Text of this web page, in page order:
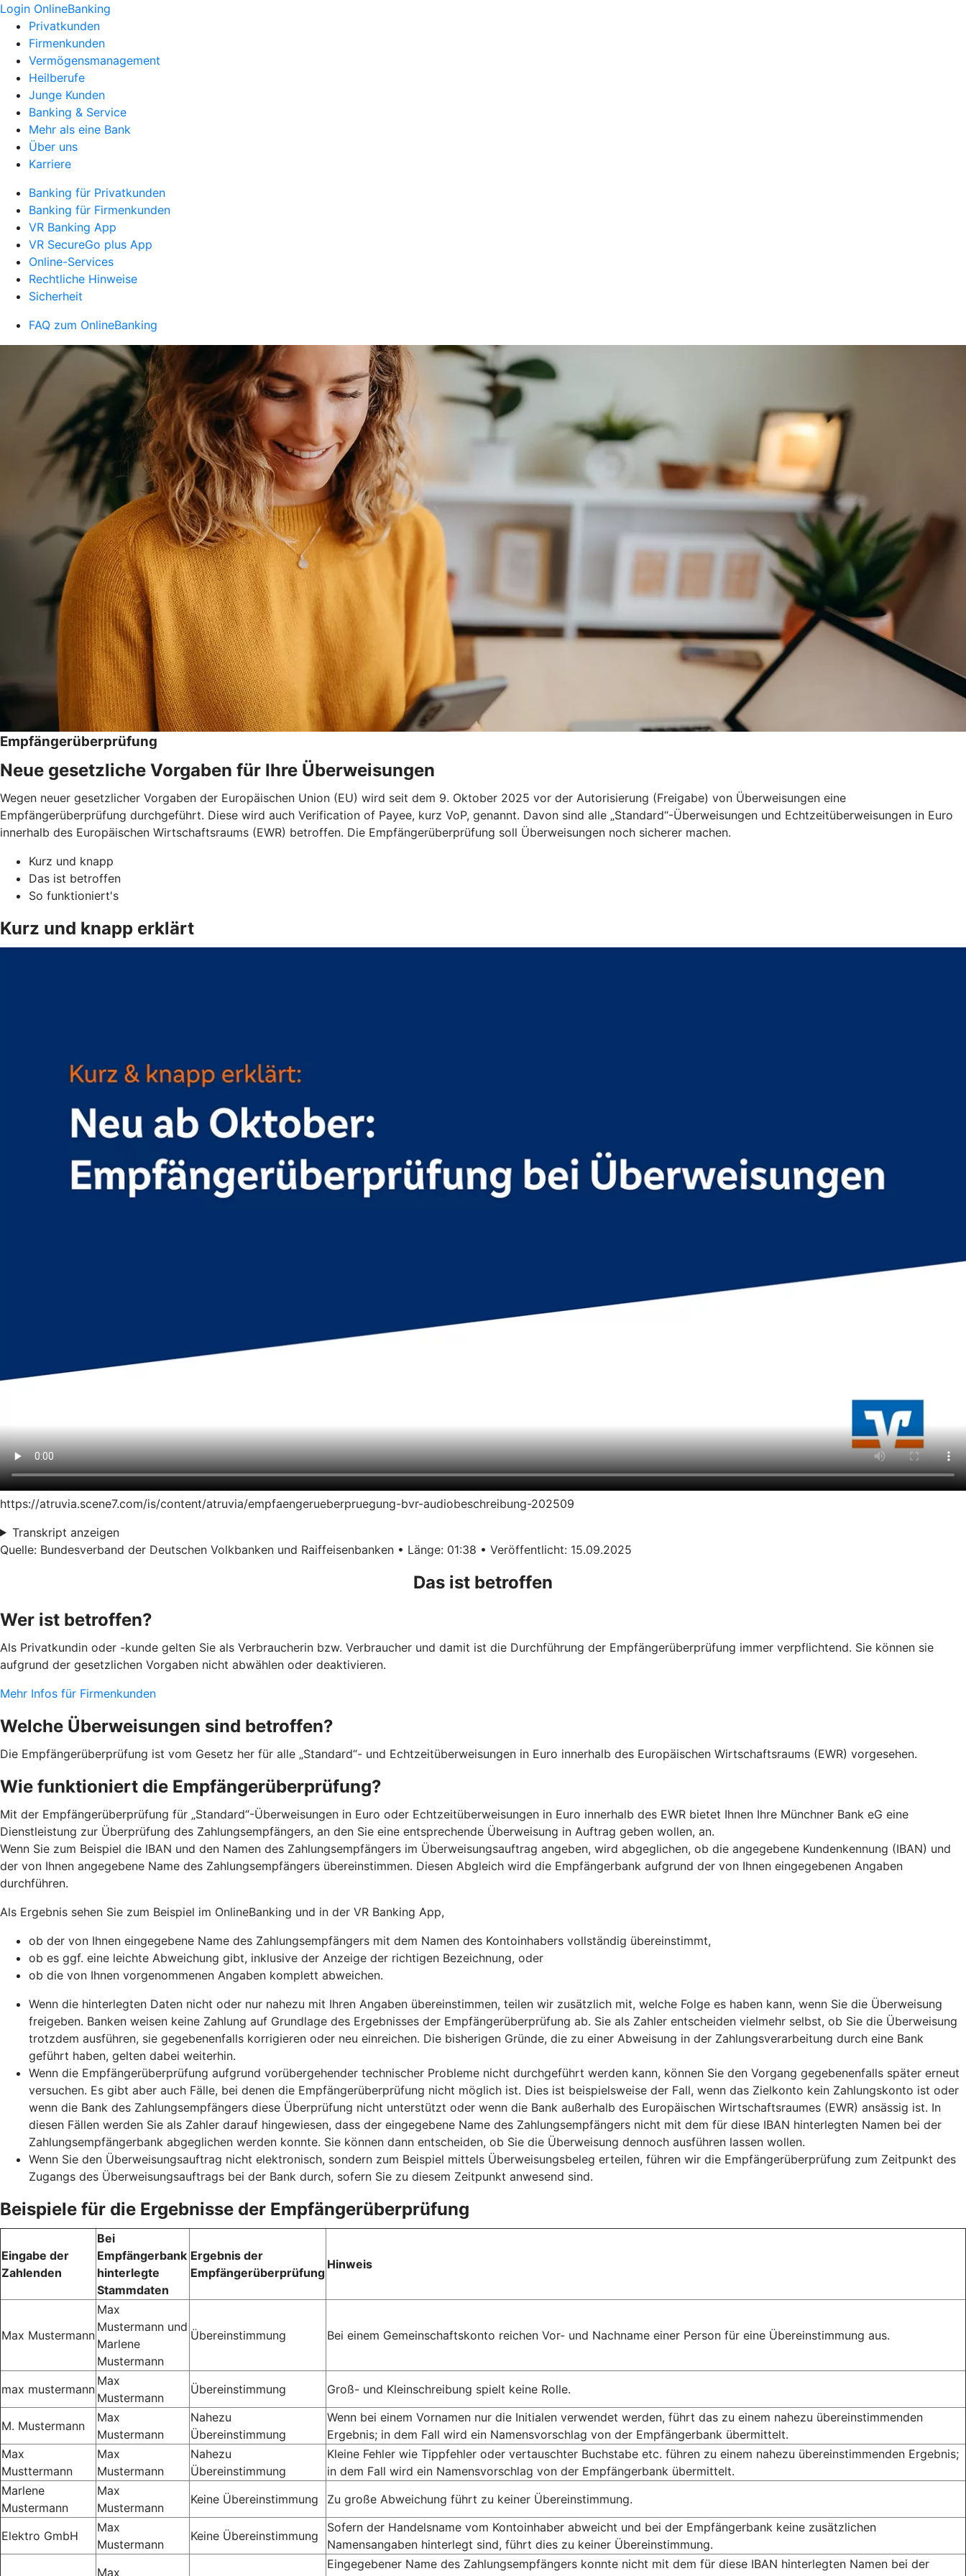
Login OnlineBanking
Privatkunden
Firmenkunden
Vermögensmanagement
Heilberufe
Junge Kunden
Banking & Service
Mehr als eine Bank
Über uns
Karriere
Banking für Privatkunden
Banking für Firmenkunden
VR Banking App
VR SecureGo plus App
Online-Services
Rechtliche Hinweise
Sicherheit
FAQ zum OnlineBanking
Empfängerüberprüfung
Neue gesetzliche Vorgaben für Ihre Überweisungen
Wegen neuer gesetzlicher Vorgaben der Europäischen Union (EU) wird seit dem 9. Oktober 2025 vor der Autorisierung (Freigabe) von Überweisungen eine
Empfängerüberprüfung durchgeführt. Diese wird auch Verification of Payee, kurz VoP, genannt. Davon sind alle „Standard“-Überweisungen und Echtzeitüberweisungen in Euro
innerhalb des Europäischen Wirtschaftsraums (EWR) betroffen. Die Empfängerüberprüfung soll Überweisungen noch sicherer machen.
Kurz und knapp
Das ist betroffen
So funktioniert's
Kurz und knapp erklärt
https://atruvia.scene7.com/is/content/atruvia/empfaengerueberpruegung-bvr-audiobeschreibung-202509
Transkript anzeigen
Quelle: Bundesverband der Deutschen Volkbanken und Raiffeisenbanken • Länge: 01:38 • Veröffentlicht: 15.09.2025
Das ist betroffen
Wer ist betroffen?
Als Privatkundin oder -kunde gelten Sie als Verbraucherin bzw. Verbraucher und damit ist die Durchführung der Empfängerüberprüfung immer verpflichtend. Sie können sie
aufgrund der gesetzlichen Vorgaben nicht abwählen oder deaktivieren.
Mehr Infos für Firmenkunden
Welche Überweisungen sind betroffen?
Die Empfängerüberprüfung ist vom Gesetz her für alle „Standard“- und Echtzeitüberweisungen in Euro innerhalb des Europäischen Wirtschaftsraums (EWR) vorgesehen.
Wie funktioniert die Empfängerüberprüfung?
Mit der Empfängerüberprüfung für „Standard“-Überweisungen in Euro oder Echtzeitüberweisungen in Euro innerhalb des EWR bietet Ihnen Ihre Münchner Bank eG eine
Dienstleistung zur Überprüfung des Zahlungsempfängers, an den Sie eine entsprechende Überweisung in Auftrag geben wollen, an.
Wenn Sie zum Beispiel die IBAN und den Namen des Zahlungsempfängers im Überweisungsauftrag angeben, wird abgeglichen, ob die angegebene Kundenkennung (IBAN) und
der von Ihnen angegebene Name des Zahlungsempfängers übereinstimmen. Diesen Abgleich wird die Empfängerbank aufgrund der von Ihnen eingegebenen Angaben
durchführen.
Als Ergebnis sehen Sie zum Beispiel im OnlineBanking und in der VR Banking App,
ob der von Ihnen eingegebene Name des Zahlungsempfängers mit dem Namen des Kontoinhabers vollständig übereinstimmt,
ob es ggf. eine leichte Abweichung gibt, inklusive der Anzeige der richtigen Bezeichnung, oder
ob die von Ihnen vorgenommenen Angaben komplett abweichen.
Wenn die hinterlegten Daten nicht oder nur nahezu mit Ihren Angaben übereinstimmen, teilen wir zusätzlich mit, welche Folge es haben kann, wenn Sie die Überweisung
freigeben. Banken weisen keine Zahlung auf Grundlage des Ergebnisses der Empfängerüberprüfung ab. Sie als Zahler entscheiden vielmehr selbst, ob Sie die Überweisung
trotzdem ausführen, sie gegebenenfalls korrigieren oder neu einreichen. Die bisherigen Gründe, die zu einer Abweisung in der Zahlungsverarbeitung durch eine Bank
geführt haben, gelten dabei weiterhin.
Wenn die Empfängerüberprüfung aufgrund vorübergehender technischer Probleme nicht durchgeführt werden kann, können Sie den Vorgang gegebenenfalls später erneut
versuchen. Es gibt aber auch Fälle, bei denen die Empfängerüberprüfung nicht möglich ist. Dies ist beispielsweise der Fall, wenn das Zielkonto kein Zahlungskonto ist oder
wenn die Bank des Zahlungsempfängers diese Überprüfung nicht unterstützt oder wenn die Bank außerhalb des Europäischen Wirtschaftsraumes (EWR) ansässig ist. In
diesen Fällen werden Sie als Zahler darauf hingewiesen, dass der eingegebene Name des Zahlungsempfängers nicht mit dem für diese IBAN hinterlegten Namen bei der
Zahlungsempfängerbank abgeglichen werden konnte. Sie können dann entscheiden, ob Sie die Überweisung dennoch ausführen lassen wollen.
Wenn Sie den Überweisungsauftrag nicht elektronisch, sondern zum Beispiel mittels Überweisungsbeleg erteilen, führen wir die Empfängerüberprüfung zum Zeitpunkt des
Zugangs des Überweisungsauftrags bei der Bank durch, sofern Sie zu diesem Zeitpunkt anwesend sind.
Beispiele für die Ergebnisse der Empfängerüberprüfung
Eingabe der
Zahlenden
Bei
Empfängerbank
hinterlegte
Stammdaten
Ergebnis der
Empfängerüberprüfung
Hinweis
Max Mustermann
Max
Mustermann und
Marlene
Mustermann
Übereinstimmung Bei einem Gemeinschaftskonto reichen Vor- und Nachname einer Person für eine Übereinstimmung aus.
max mustermann
Max
Mustermann
Übereinstimmung Groß- und Kleinschreibung spielt keine Rolle.
M. Mustermann
Max
Mustermann
Nahezu
Übereinstimmung
Wenn bei einem Vornamen nur die Initialen verwendet werden, führt das zu einem nahezu übereinstimmenden
Ergebnis; in dem Fall wird ein Namensvorschlag von der Empfängerbank übermittelt.
Max
Musttermann
Max
Mustermann
Nahezu
Übereinstimmung
Kleine Fehler wie Tippfehler oder vertauschter Buchstabe etc. führen zu einem nahezu übereinstimmenden Ergebnis;
in dem Fall wird ein Namensvorschlag von der Empfängerbank übermittelt.
Marlene
Mustermann
Max
Mustermann
Keine Übereinstimmung Zu große Abweichung führt zu keiner Übereinstimmung.
Elektro GmbH
Max
Mustermann
Keine Übereinstimmung
Sofern der Handelsname vom Kontoinhaber abweicht und bei der Empfängerbank keine zusätzlichen
Namensangaben hinterlegt sind, führt dies zu keiner Übereinstimmung.
Max
Eingegebener Name des Zahlungsempfängers konnte nicht mit dem für diese IBAN hinterlegten Namen bei der